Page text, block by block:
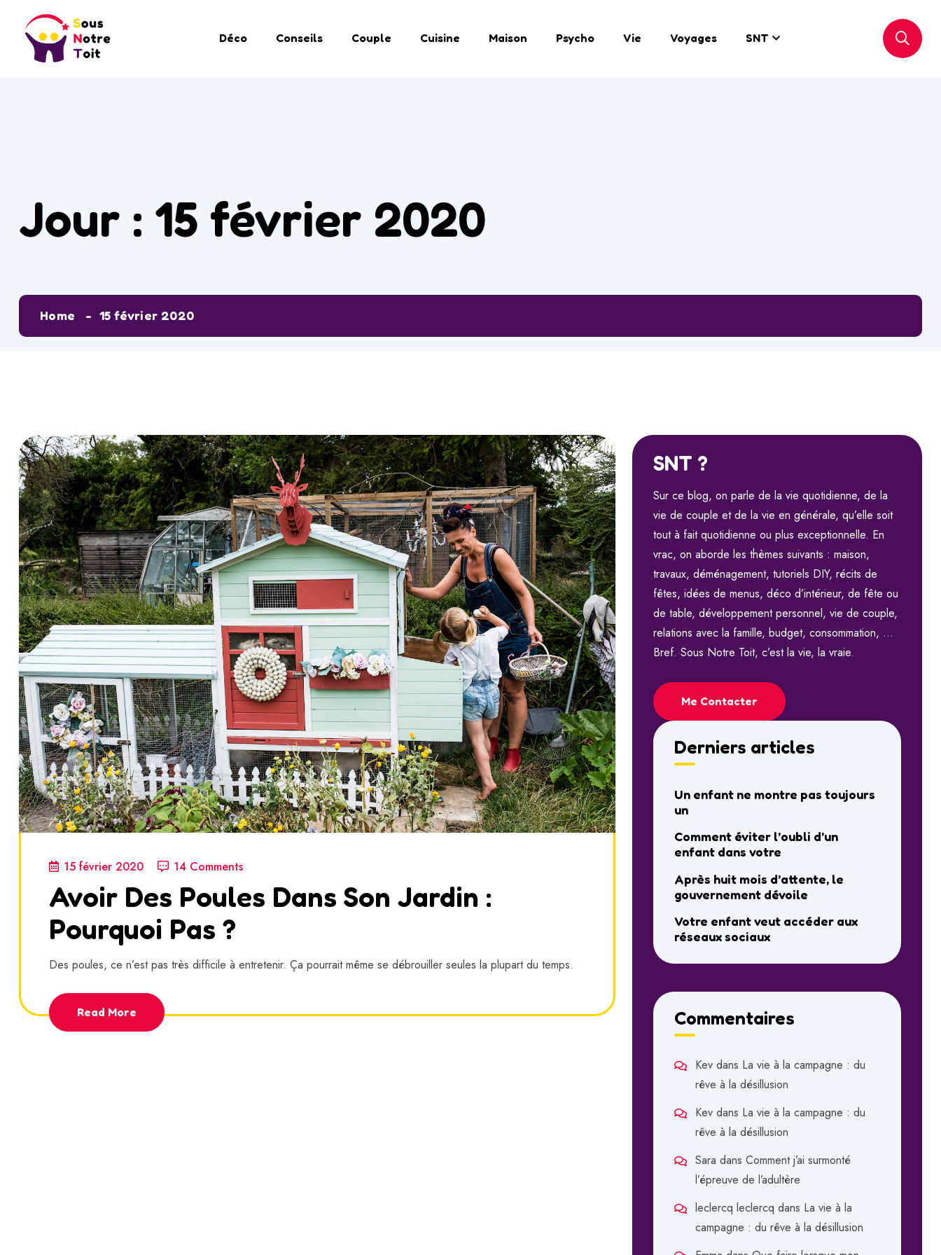
Déco Conseils Couple Cuisine Maison Psycho Vie Voyages SNT
Jour : 15 février 2020
Home 15 février 2020
15 février 2020 14 Comments
Avoir Des Poules Dans Son Jardin :
Pourquoi Pas ?
Des poules, ce n’est pas très difficile à entretenir. Ça pourrait même se débrouiller seules la plupart du temps.
Read More
SNT ?
Sur ce blog, on parle de la vie quotidienne, de la
vie de couple et de la vie en générale, qu’elle soit
tout à fait quotidienne ou plus exceptionnelle. En
vrac, on aborde les thèmes suivants : maison,
travaux, déménagement, tutoriels DIY, récits de
fêtes, idées de menus, déco d’intérieur, de fête ou
de table, développement personnel, vie de couple,
relations avec la famille, budget, consommation, …
Bref. Sous Notre Toit, c’est la vie, la vraie.
Me Contacter
Derniers articles
Un enfant ne montre pas toujours
un
Comment éviter l’oubli d’un
enfant dans votre
Après huit mois d’attente, le
gouvernement dévoile
Votre enfant veut accéder aux
réseaux sociaux
Commentaires
Kev dans La vie à la campagne : du
rêve à la désillusion
Kev dans La vie à la campagne : du
rêve à la désillusion
Sara dans Comment j’ai surmonté
l’épreuve de l’adultère
leclercq leclercq dans La vie à la
campagne : du rêve à la désillusion